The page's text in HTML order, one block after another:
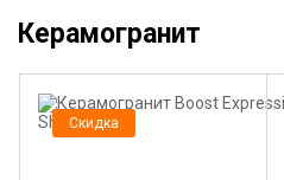
Керамогранит
Скидка